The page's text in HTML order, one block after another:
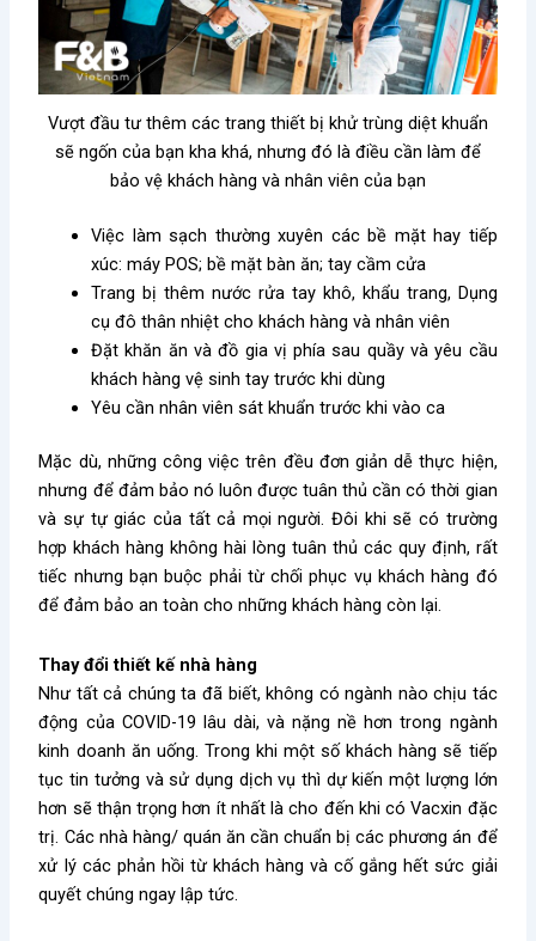
Vượt đầu tư thêm các trang thiết bị khử trùng diệt khuẩn
sẽ ngốn của bạn kha khá, nhưng đó là điều cần làm để
bảo vệ khách hàng và nhân viên của bạn
Việc làm sạch thường xuyên các bề mặt hay tiếp
xúc: máy POS; bề mặt bàn ăn; tay cầm cửa
Trang bị thêm nước rửa tay khô, khẩu trang, Dụng
cụ đô thân nhiệt cho khách hàng và nhân viên
Đặt khăn ăn và đồ gia vị phía sau quầy và yêu cầu
khách hàng vệ sinh tay trước khi dùng
Yêu cần nhân viên sát khuẩn trước khi vào ca
Mặc dù, những công việc trên đều đơn giản dễ thực hiện,
nhưng để đảm bảo nó luôn được tuân thủ cần có thời gian
và sự tự giác của tất cả mọi người. Đôi khi sẽ có trường
hợp khách hàng không hài lòng tuân thủ các quy định, rất
tiếc nhưng bạn buộc phải từ chối phục vụ khách hàng đó
để đảm bảo an toàn cho những khách hàng còn lại.
Thay đổi thiết kế nhà hàng
Như tất cả chúng ta đã biết, không có ngành nào chịu tác
động của COVID-19 lâu dài, và nặng nề hơn trong ngành
kinh doanh ăn uống. Trong khi một số khách hàng sẽ tiếp
tục tin tưởng và sử dụng dịch vụ thì dự kiến ​​một lượng lớn
hơn sẽ thận trọng hơn ít nhất là cho đến khi có Vacxin đặc
trị. Các nhà hàng/ quán ăn cần chuẩn bị các phương án để
xử lý các phản hồi từ khách hàng và cố gắng hết sức giải
quyết chúng ngay lập tức.